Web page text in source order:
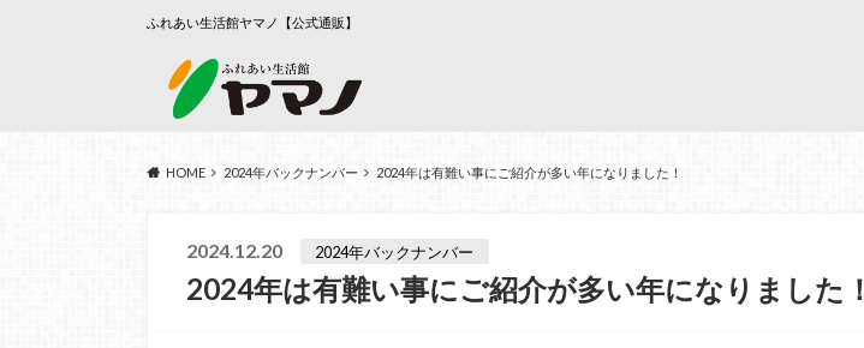
ふれあい生活館ヤマノ【公式通販】
HOME 2024年バックナンバー 2024年は有難い事にご紹介が多い年になりました！
2024.12.20 2024年バックナンバー
2024年は有難い事にご紹介が多い年になりました！